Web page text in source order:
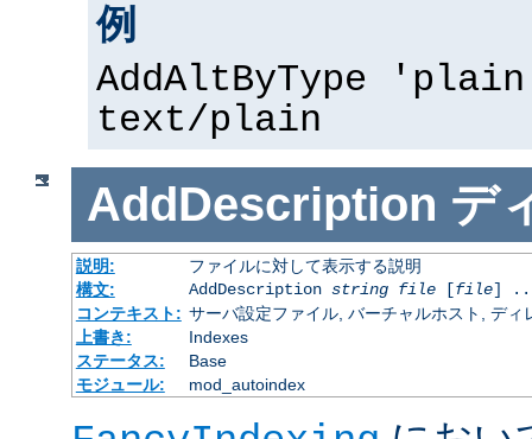
例
AddAltByType
text/plain
AddDescription デ
説明:
ファイルに対して表示する説明
構文:
AddDescription string file[file]
コンテキスト: サーバ設定ファイル, バーチャルホスト, ディ
上書き:
Indexes
ステータス:
Base
モジュール:
mod_autoindex